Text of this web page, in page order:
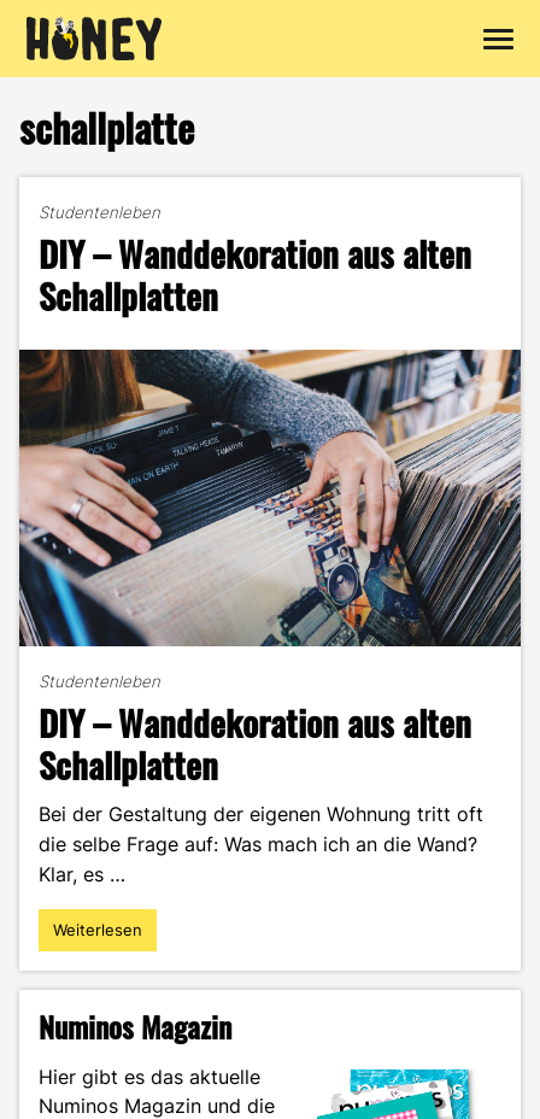
springen
schallplatte
Studentenleben
DIY – Wanddekoration aus alten
Schallplatten
Studentenleben
DIY – Wanddekoration aus alten
Schallplatten
Bei der Gestaltung der eigenen Wohnung tritt oft
die selbe Frage auf: Was mach ich an die Wand?
Klar, es …
"DIY
–
alten
Weiterlesen
Numinos Magazin
Hier gibt es das aktuelle
Numinos Magazin und die